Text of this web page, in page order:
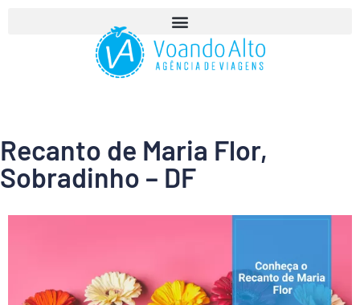
Recanto de Maria Flor,
Sobradinho – DF